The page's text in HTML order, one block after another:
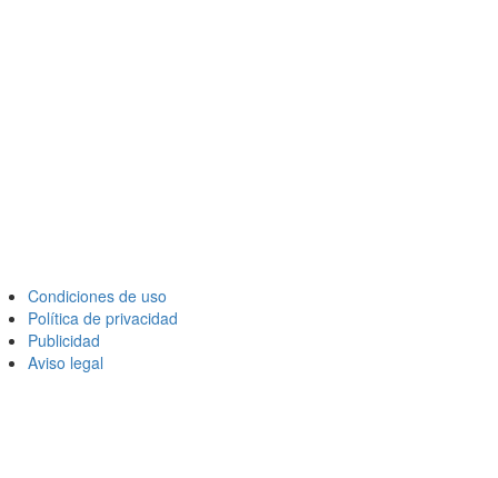
Condiciones de uso
Política de privacidad
Publicidad
Aviso legal